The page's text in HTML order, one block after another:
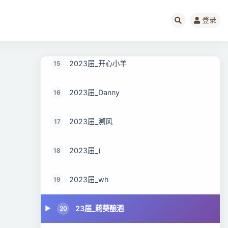
登录
15 2023届_开心小羊
16 2023届_Danny
17 2023届_溯风
18 2023届_(
19 2023届_wh
20 23届_蔠葵酿酒